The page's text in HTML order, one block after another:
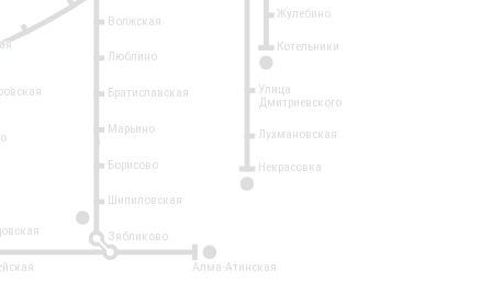
2
Жулебино
Котельники
Волжская
Люблино
Братиславская
Марьино
Борисово
Шипиловская
Зябликово
Алма-Атинская
Улица
Дмитриевского
Лухмановская
Некрасовка